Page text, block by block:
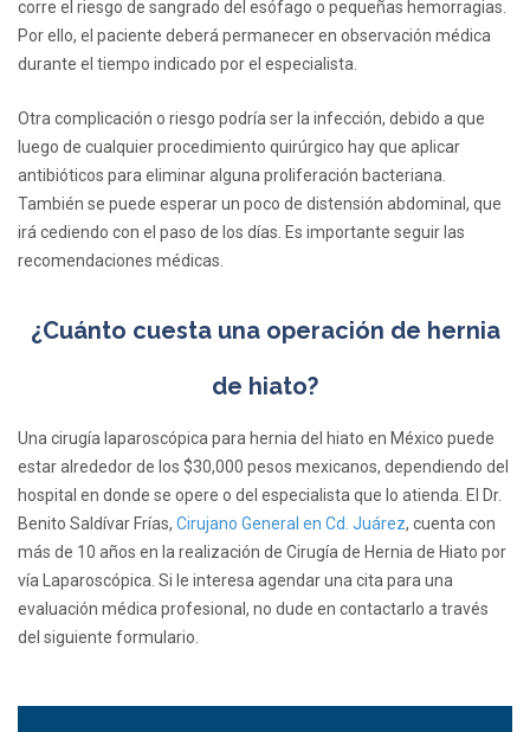
corre el riesgo de sangrado del esófago o pequeñas hemorragias.
Por ello, el paciente deberá permanecer en observación médica
durante el tiempo indicado por el especialista.
Otra complicación o riesgo podría ser la infección, debido a que
luego de cualquier procedimiento quirúrgico hay que aplicar
antibióticos para eliminar alguna proliferación bacteriana.
También se puede esperar un poco de distensión abdominal, que
irá cediendo con el paso de los días. Es importante seguir las
recomendaciones médicas.
¿Cuánto cuesta una operación de hernia
de hiato?
Una cirugía laparoscópica para hernia del hiato en México puede
estar alrededor de los $30,000 pesos mexicanos, dependiendo del
hospital en donde se opere o del especialista que lo atienda. El Dr.
Benito Saldívar Frías, Cirujano General en Cd. Juárez, cuenta con
más de 10 años en la realización de Cirugía de Hernia de Hiato por
vía Laparoscópica. Si le interesa agendar una cita para una
evaluación médica profesional, no dude en contactarlo a través
del siguiente formulario.